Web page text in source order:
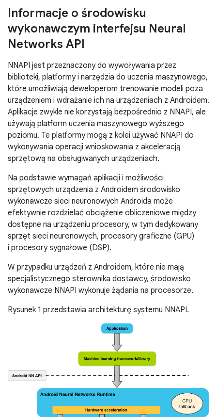
Informacje o środowisku
wykonawczym interfejsu Neural
Networks API
NNAPI jest przeznaczony do wywoływania przez
biblioteki, platformy i narzędzia do uczenia maszynowego,
które umożliwiają deweloperom trenowanie modeli poza
urządzeniem i wdrażanie ich na urządzeniach z Androidem.
Aplikacje zwykle nie korzystają bezpośrednio z NNAPI, ale
używają platform uczenia maszynowego wyższego
poziomu. Te platformy mogą z kolei używać NNAPI do
wykonywania operacji wnioskowania z akceleracją
sprzętową na obsługiwanych urządzeniach.
Na podstawie wymagań aplikacji i możliwości
sprzętowych urządzenia z Androidem środowisko
wykonawcze sieci neuronowych Androida może
efektywnie rozdzielać obciążenie obliczeniowe między
dostępne na urządzeniu procesory, w tym dedykowany
sprzęt sieci neuronowych, procesory graficzne (GPU)
i procesory sygnałowe (DSP).
W przypadku urządzeń z Androidem, które nie mają
specjalistycznego sterownika dostawcy, środowisko
wykonawcze NNAPI wykonuje żądania na procesorze.
Rysunek 1 przedstawia architekturę systemu NNAPI.